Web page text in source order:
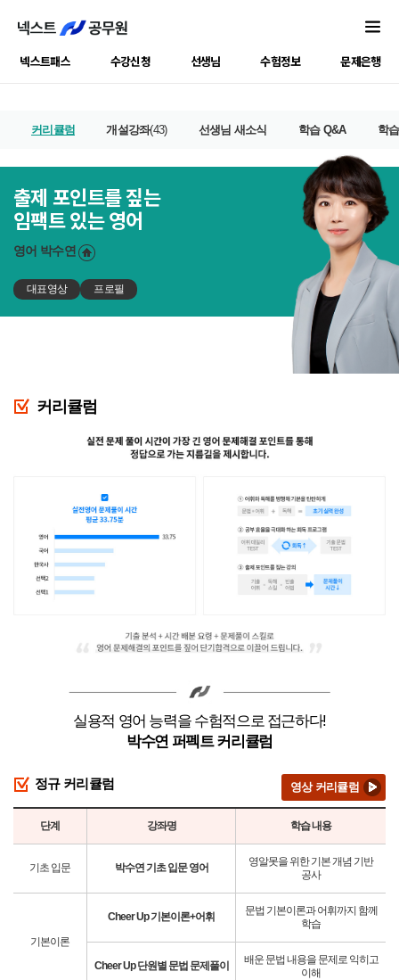
넥스트패스 수강신청 선생님 수험정보 문제은행
커리큘럼 개설강좌(43) 선생님 새소식 학습 Q&A 학
출제 포인트를 짚는
임팩트 있는 영어
영어 박수연
대표영상 프로필
커리큘럼
실용적 영어 능력을 수험적으로 접근하다!
박수연 퍼펙트 커리큘럼
정규 커리큘럼 영상 커리큘럼
단계 강좌명 학습 내용
기초 입문 박수연 기초 입문 영어
영알못을 위한 기본 개념 기반
공사
기본이론
Cheer Up 기본이론+어휘
문법 기본이론과 어휘까지 함께
학습
Cheer Up 단원별 문법 문제풀이
배운 문법 내용을 문제로 익히고
이해